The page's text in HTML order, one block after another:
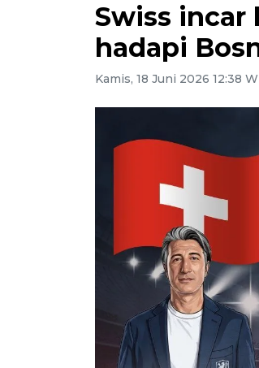
Swiss incar
hadapi
Kamis, 18 Juni 2026 12:38